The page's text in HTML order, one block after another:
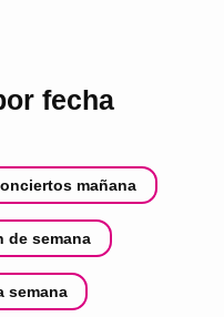
fecha
mañana
de semana
semana